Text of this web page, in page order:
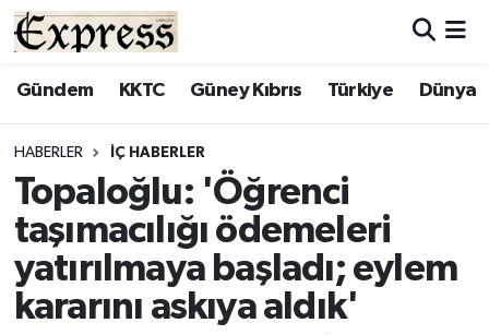
Gündem KKTC Güney Kıbrıs Türkiye Dünya
HABERLER İÇ HABERLER
Topaloğlu: 'Öğrenci
taşımacılığı ödemeleri
yatırılmaya başladı; eylem
kararını askıya aldık'
ALAYKÖY
BİLİM
ÇATALKÖY
DÜNYA
Hava Durumu
Süper Lig Puan Durumu ve Fikstür
Tüm Manşetler
Son Dakika Haberleri